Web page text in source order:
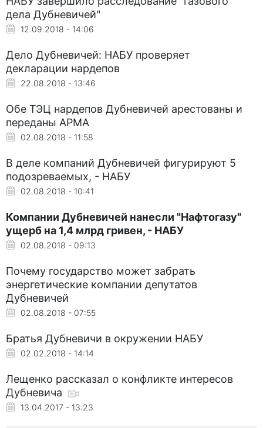
дела Дубневичей"
12.09.2018 - 14:06
Дело Дубневичей: НАБУ проверяет
декларации нардепов
22.08.2018 - 13:46
Обе ТЭЦ нардепов Дубневичей арестованы и
переданы АРМА
02.08.2018 - 11:58
В деле компаний Дубневичей фигурируют 5
подозреваемых, - НАБУ
02.08.2018 - 10:41
Компании Дубневичей нанесли "Нафтогазу"
ущерб на 1,4 млрд гривен, - НАБУ
02.08.2018 - 09:13
Почему государство может забрать
энергетические компании депутатов
Дубневичей
02.08.2018 - 07:55
Братья Дубневичи в окружении НАБУ
02.02.2018 - 14:14
Лещенко рассказал о конфликте интересов
Дубневича
13.04.2017 - 13:23